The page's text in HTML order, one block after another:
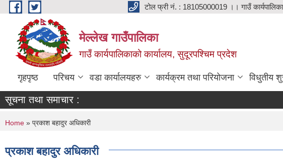
Skip to main content टोल फ्री नं. : 18105000019 ।। गाउँ
मेल्लेख गाउँपालिका
गाउँ कार्यपालिकाको कार्यालय, सुदूरपश्चिम प्रदेश
गृहपृष्ठ परिचय वडा कार्यालयहरु कार्यक्रम तथा परियोजना विधुतीय
सूचना तथा समाचार :
You are here
Home » प्रकाश बहादुर अधिकारी
प्रकाश बहादुर अधिकारी